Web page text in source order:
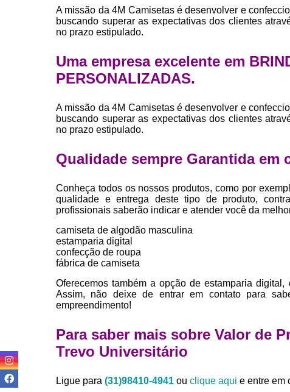
A missão da 4M Camisetas é desenvolver e
buscando superar as expectativas dos clientes
no prazo estipulado.
Uma empresa excelente em
PERSONALIZADAS.
A missão da 4M Camisetas é desenvolver e
buscando superar as expectativas dos clientes
no prazo estipulado.
Qualidade sempre Garantida em
Conheça todos os nossos produtos, como por
qualidade e entrega deste tipo de produto,
profissionais saberão indicar e atender você da
camiseta de algodão masculina
estamparia digital
confecção de roupa
fábrica de camiseta
Oferecemos também a opção de estamparia
Assim, não deixe de entrar em contato para
empreendimento!
Para saber mais sobre Valor de
Trevo Universitário
Ligue para (31)98410-4941 ou clique aqui e entre em